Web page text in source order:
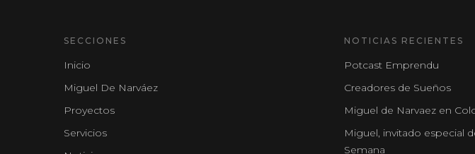
SECCIONES
Inicio
Miguel De Narváez
Proyectos
Servicios
NOTICIAS RECIENTES
Potcast Emprendu
Creadores de Sueños
Miguel de Narvaez en
Miguel, invitado especial
Semana